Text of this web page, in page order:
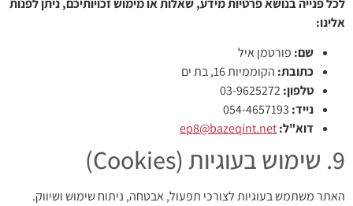
לכל פנייה בנושא פרטיות מידע, שאלות או מימוש זכויותיכם, ניתן לפנות
אלינו:
שם: פורטמן איל
כתובת: הקוממיות 16, בת ים
טלפון:
נייד:
דוא"ל:ep8@bazeqint.net
9. שימוש בעוגיות (Cookies)
האתר משתמש בעוגיות לצורכי תפעול, אבטחה, ניתוח שימוש ושיווק.